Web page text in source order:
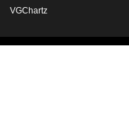
VGChartz